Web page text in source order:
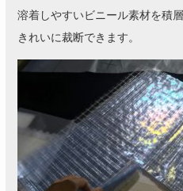
溶着しやすいビニール素材を積
きれいに裁断できます。